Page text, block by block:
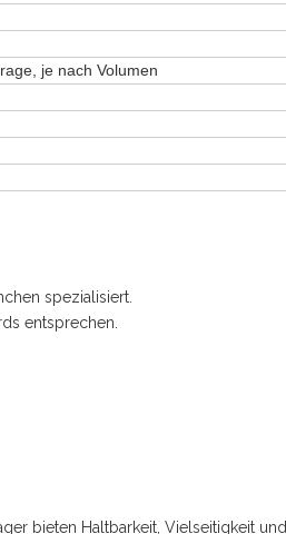
je nach Volumen
spezialisiert.
entsprechen.
bieten Haltbarkeit, Vielseitigkeit und